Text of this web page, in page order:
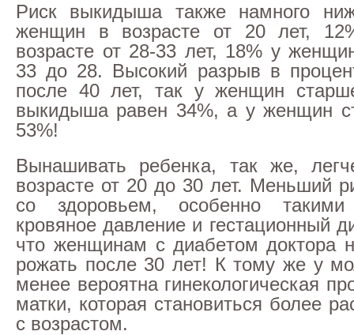
Риск выкидыша также намного
женщин в возрасте от 20 лет,
возрасте от 28-33 лет, 18% у
33 до 28. Высокий разрыв в
после 40 лет, так у женщин
выкидыша равен 34%, а у женщин
53%!
Вынашивать ребенка, так же,
возрасте от 20 до 30 лет. Меньший
со здоровьем, особенно
кровяное давление и гестационный
что женщинам с диабетом доктора
рожать после 30 лет! К тому же у
менее вероятна гинекологическая
матки, которая становиться более
с возрастом.